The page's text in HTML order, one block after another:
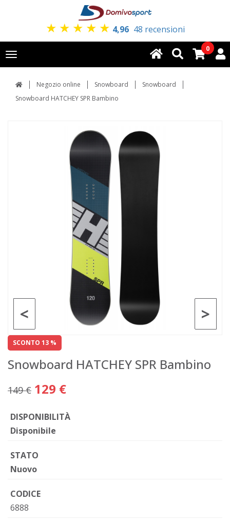
★ ★ ★ ★ ★ 4,96 48 recensioni
Toggle
navigation
0
Negozio online Snowboard
Snowboard
Snowboard HATCHEY SPR Bambino
>
<
SCONTO 13 %
Snowboard HATCHEY SPR Bambino
149 € 129 €
DISPONIBILITÀ
Disponibile
STATO
Nuovo
CODICE
6888